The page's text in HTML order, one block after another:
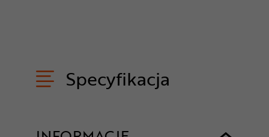
Specyfikacja